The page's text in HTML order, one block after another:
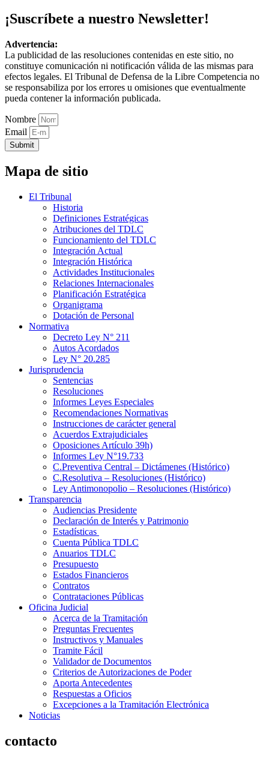
¡Suscríbete a nuestro Newsletter!
Advertencia:
La publicidad de las resoluciones contenidas en este sitio, no
constituye comunicación ni notificación válida de las mismas para
efectos legales. El Tribunal de Defensa de la Libre Competencia no
se responsabiliza por los errores u omisiones que eventualmente
pueda contener la información publicada.
Nombre
Email
Submit
Mapa de sitio
El Tribunal
Historia
Definiciones Estratégicas
Atribuciones del TDLC
Funcionamiento del TDLC
Integración Actual
Integración Histórica
Actividades Institucionales
Relaciones Internacionales
Planificación Estratégica
Organigrama
Dotación de Personal
Normativa
Decreto Ley N° 211
Autos Acordados
Ley N° 20.285
Jurisprudencia
Sentencias
Resoluciones
Informes Leyes Especiales
Recomendaciones Normativas
Instrucciones de carácter general
Acuerdos Extrajudiciales
Oposiciones Artículo 39h)
Informes Ley N°19.733
C.Preventiva Central – Dictámenes (Histórico)
C.Resolutiva – Resoluciones (Histórico)
Ley Antimonopolio – Resoluciones (Histórico)
Transparencia
Audiencias Presidente
Declaración de Interés y Patrimonio
Estadísticas
Cuenta Pública TDLC
Anuarios TDLC
Presupuesto
Estados Financieros
Contratos
Contrataciones Públicas
Oficina Judicial
Acerca de la Tramitación
Preguntas Frecuentes
Instructivos y Manuales
Tramite Fácil
Validador de Documentos
Criterios de Autorizaciones de Poder
Aporta Antecedentes
Respuestas a Oficios
Excepciones a la Tramitación Electrónica
Noticias
contacto